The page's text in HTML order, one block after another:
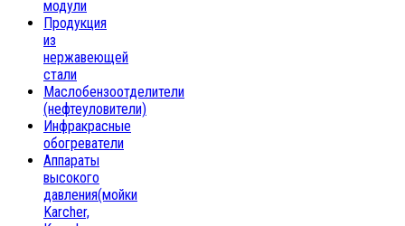
модули
Продукция
из
нержавеющей
стали
Маслобензоотделители
(нефтеуловители)
Инфракрасные
обогреватели
Аппараты
высокого
давления(мойки
Karcher,